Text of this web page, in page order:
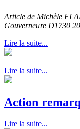
Article de Michèle
Gouverneure D1730
Lire la suite...
Lire la suite...
Action
Lire la suite...